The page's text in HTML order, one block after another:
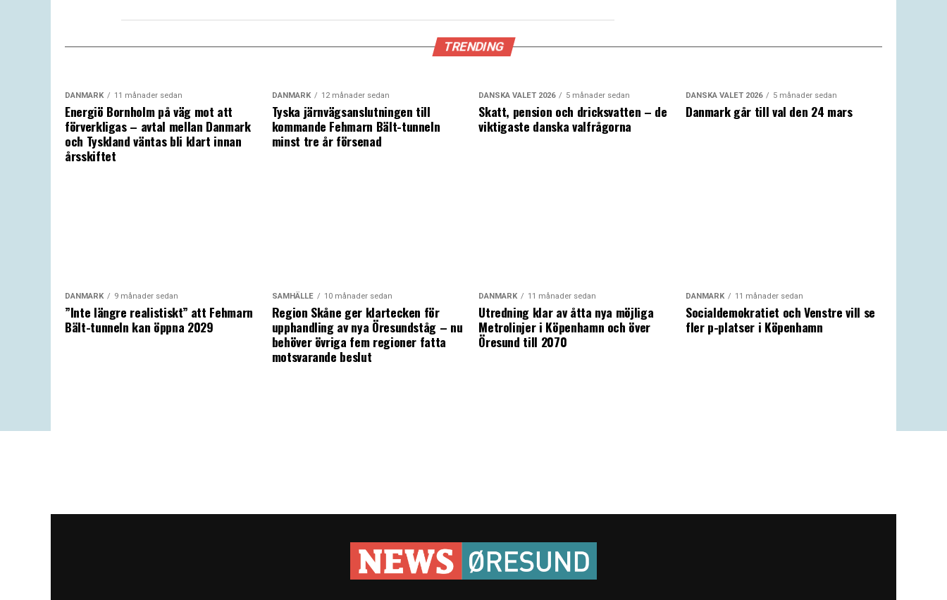
TRENDING
DANMARK 11 månader sedan
Energiö Bornholm på väg mot att
förverkligas – avtal mellan Danmark
och Tyskland väntas bli klart innan
årsskiftet
DANMARK 12 månader sedan
Tyska järnvägsanslutningen till
kommande Fehmarn Bält-tunneln
minst tre år försenad
DANSKA VALET 2026 5 månader sedan
Skatt, pension och dricksvatten – de
viktigaste danska valfrågorna
DANSKA VALET 2026 5 månader sedan
Danmark går till val den 24 mars
DANMARK 9 månader sedan
”Inte längre realistiskt” att Fehmarn
Bält-tunneln kan öppna 2029
SAMHÄLLE 10 månader sedan
Region Skåne ger klartecken för
upphandling av nya Öresundståg – nu
behöver övriga fem regioner fatta
motsvarande beslut
DANMARK 11 månader sedan
Utredning klar av åtta nya möjliga
Metrolinjer i Köpenhamn och över
Öresund till 2070
DANMARK 11 månader sedan
Socialdemokratiet och Venstre vill se
fler p-platser i Köpenhamn